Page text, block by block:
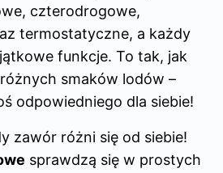
czterodrogowe,
termostatyczne, a każdy
funkcje. To tak, jak
smaków lodów –
odpowiedniego dla siebie!
zawór różni się od siebie!
sprawdzą się w prostych